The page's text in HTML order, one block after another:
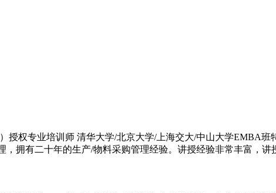
权专业培训师 清华大学/北京大学/上海交大/中山大学EMBA班
拥有二十年的生产/物料采购管理经验。讲授经验非常丰富，讲